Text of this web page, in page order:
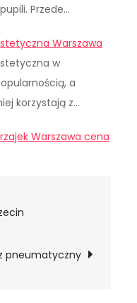
Przede…
Warszawa
w
a
korzystają z…
Warszawa cena
pneumatyczny